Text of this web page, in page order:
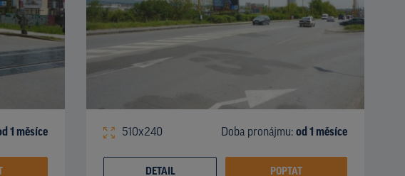
1 měsíce 510x240 Doba pronájmu: od 1 měsíce
DETAIL POPTAT